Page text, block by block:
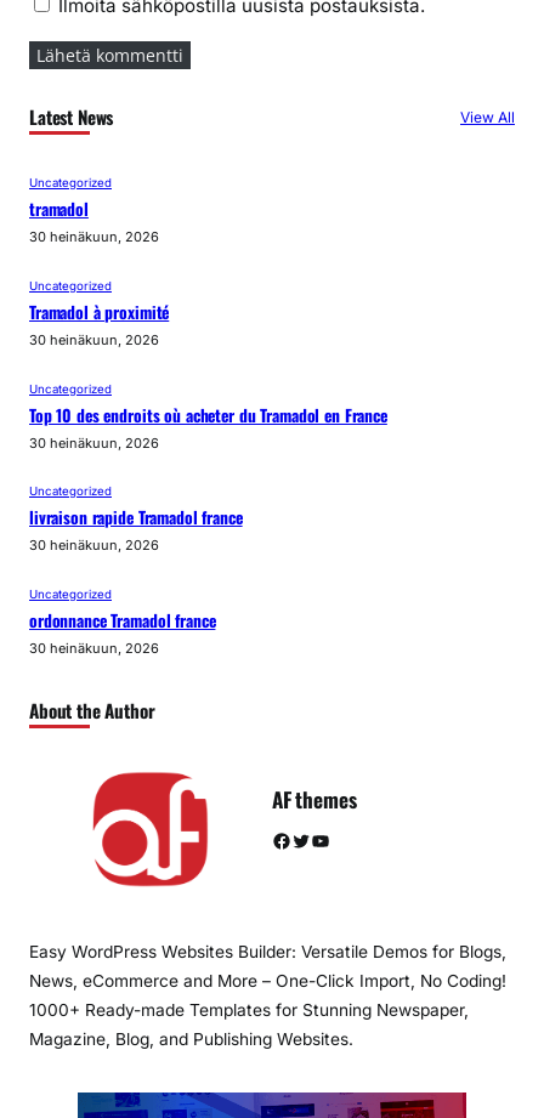
Ilmoita sähköpostilla uusista postauksista.
Latest News View All
Uncategorized
tramadol
30 heinäkuun, 2026
Uncategorized
Tramadol à proximité
30 heinäkuun, 2026
Uncategorized
Top 10 des endroits où acheter du Tramadol en France
30 heinäkuun, 2026
Uncategorized
livraison rapide Tramadol france
30 heinäkuun, 2026
Uncategorized
ordonnance Tramadol france
30 heinäkuun, 2026
About the Author
AF themes
Facebook Twitter YouTube
Easy WordPress Websites Builder: Versatile Demos for Blogs,
News, eCommerce and More – One-Click Import, No Coding!
1000+ Ready-made Templates for Stunning Newspaper,
Magazine, Blog, and Publishing Websites.